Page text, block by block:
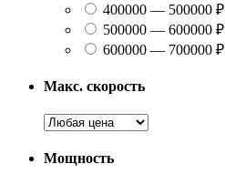
400000 — 500000 ₽
500000 — 600000 ₽
600000 — 700000 ₽
Макс. скорость
Мощность